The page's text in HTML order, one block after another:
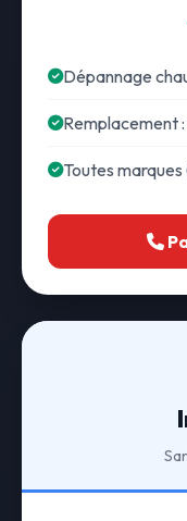
Dépannage
Remplacement
Toutes